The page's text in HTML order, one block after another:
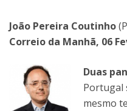
João Pereira Coutinho
Correio da Manhã, 06
Duas
Portugal
mesmo